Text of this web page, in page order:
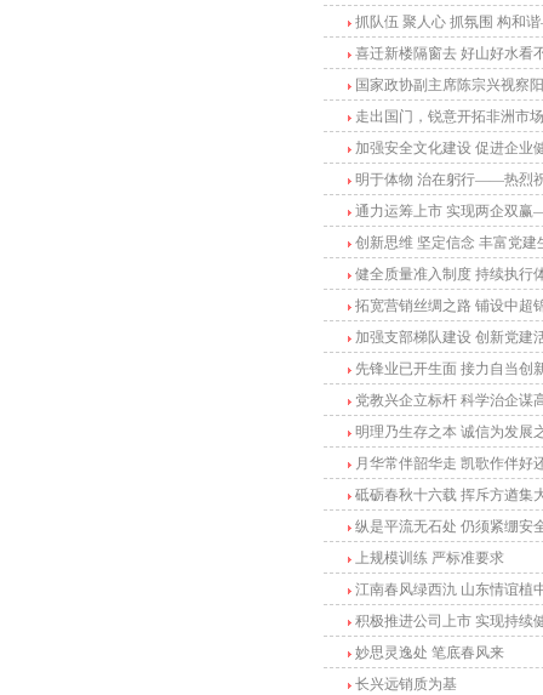
抓队伍 聚人心 抓氛围 构和
喜迁新楼隔窗去 好山好水
国家政协副主席陈宗兴视察
走出国门，锐意开拓非洲市场
加强安全文化建设 促进企业
明于体物 治在躬行——热烈
通力运筹上市 实现两企双
创新思维 坚定信念 丰富党建
健全质量准入制度 持续执行
拓宽营销丝绸之路 铺设中超
加强支部梯队建设 创新党建
先锋业已开生面 接力自当创
党教兴企立标杆 科学治企谋
明理乃生存之本 诚信为发展
月华常伴韶华走 凯歌作伴好
砥砺春秋十六载 挥斥方遒集
纵是平流无石处 仍须紧绷安
上规模训练 严标准要求
江南春风绿西氿 山东情谊植
积极推进公司上市 实现持续
妙思灵逸处 笔底春风来
长兴远销质为基